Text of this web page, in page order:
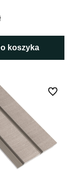
koszyka
Do